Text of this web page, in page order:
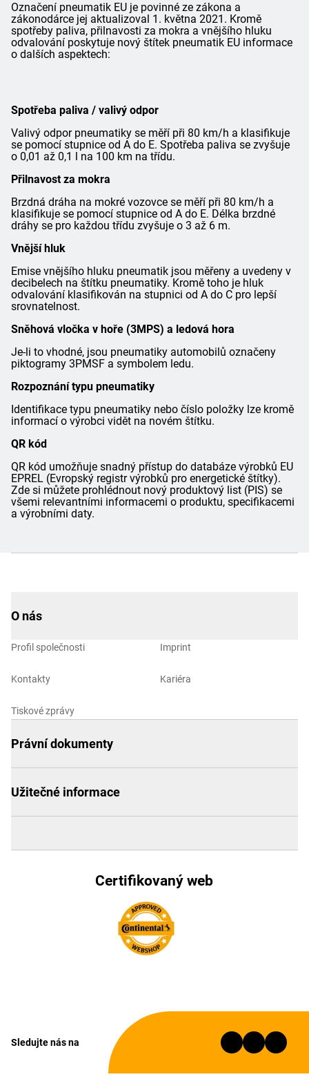
Označení pneumatik EU je povinné ze zákona a
zákonodárce jej aktualizoval 1. května 2021. Kromě
spotřeby paliva, přilnavosti za mokra a vnějšího hluku
odvalování poskytuje nový štítek pneumatik EU informace
o dalších aspektech:
Spotřeba paliva / valivý odpor
Valivý odpor pneumatiky se měří při 80 km/h a klasifikuje
se pomocí stupnice od A do E. Spotřeba paliva se zvyšuje
o 0,01 až 0,1 l na 100 km na třídu.
Přilnavost za mokra
Brzdná dráha na mokré vozovce se měří při 80 km/h a
klasifikuje se pomocí stupnice od A do E. Délka brzdné
dráhy se pro každou třídu zvyšuje o 3 až 6 m.
Vnější hluk
Emise vnějšího hluku pneumatik jsou měřeny a uvedeny v
decibelech na štítku pneumatiky. Kromě toho je hluk
odvalování klasifikován na stupnici od A do C pro lepší
srovnatelnost.
Sněhová vločka v hoře (3MPS) a ledová hora
Je-li to vhodné, jsou pneumatiky automobilů označeny
piktogramy 3PMSF a symbolem ledu.
Rozpoznání typu pneumatiky
Identifikace typu pneumatiky nebo číslo položky lze kromě
informací o výrobci vidět na novém štítku.
QR kód
QR kód umožňuje snadný přístup do databáze výrobků EU
EPREL (Evropský registr výrobků pro energetické štítky).
Zde si můžete prohlédnout nový produktový list (PIS) se
všemi relevantními informacemi o produktu, specifikacemi
a výrobními daty.
O nás
Profil společnosti
Kontakty
Tiskové zprávy
Imprint
Kariéra
Právní dokumenty
Užitečné informace
Certifikovaný web
Sledujte nás na